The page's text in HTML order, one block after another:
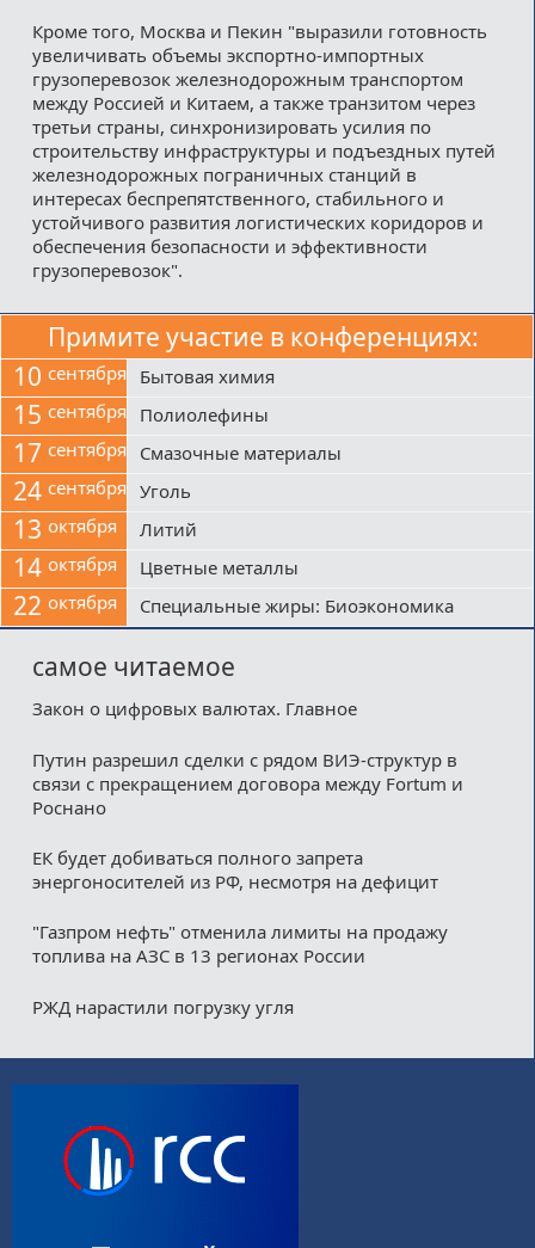
Кроме того, Москва и Пекин "выразили готовность
увеличивать объемы экспортно-импортных
грузоперевозок железнодорожным транспортом
между Россией и Китаем, а также транзитом через
третьи страны, синхронизировать усилия по
строительству инфраструктуры и подъездных путей
железнодорожных пограничных станций в
интересах беспрепятственного, стабильного и
устойчивого развития логистических коридоров и
обеспечения безопасности и эффективности
грузоперевозок".
Примите участие в конференциях:
10 сентября Бытовая химия
15 сентября Полиолефины
17 сентября Смазочные материалы
24 сентября Уголь
13 октября Литий
14 октября Цветные металлы
22 октября Специальные жиры: Биоэкономика
самое читаемое
Закон о цифровых валютах. Главное
Путин разрешил сделки с рядом ВИЭ-структур в
связи с прекращением договора между Fortum и
Роснано
ЕК будет добиваться полного запрета
энергоносителей из РФ, несмотря на дефицит
"Газпром нефть" отменила лимиты на продажу
топлива на АЗС в 13 регионах России
РЖД нарастили погрузку угля